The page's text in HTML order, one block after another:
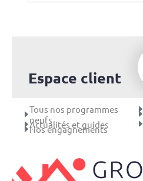
Espace client
Tous nos programmes
neufs
Actualités et guides
Nos engagnements